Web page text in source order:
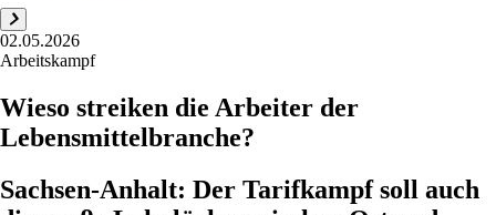
02.05.2026
Arbeitskampf
Wieso streiken die Arbeiter der
Lebensmittelbranche?
Sachsen-Anhalt: Der Tarifkampf soll auch